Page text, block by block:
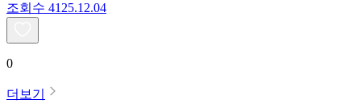
조회수 41 25.12.04
0
더보기